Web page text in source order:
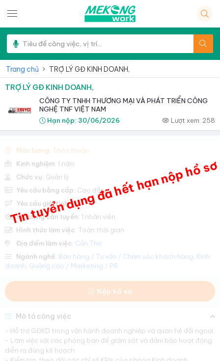
Trang chủ TRỢ LÝ GĐ KINH DOANH,
TRỢ LÝ GĐ KINH DOANH,
CÔNG TY TNHH THƯƠNG MẠI VÀ PHÁT TRIỂN CÔNG
NGHỆ TNF VIỆT NAM
Hạn nộp: 30/06/2026 Lượt xem: 258
Mức lương: Thỏa thuận
Kinh nghiệm: 1 năm
Chức vụ: Quản lý
Yêu cầu bằng cấp: Cao đẳng
Yêu cầu giới tính:Nữ
Số lượng cần tuyển: 1 nhân viên
Hình thức làm việc: Toàn thời gian
Địa điểm làm việc: Cần Thơ
Ngành nghề: Bán hàng / Tư vấn / Chăm sóc khách hàng Kinh
doanh Quảng cáo / Marketing / PR
Nộp hồ sơ
Mô tả công việc
- Hỗ trợ GĐKD trong vận hành doanh nghiệp và quan hệ đối ngoại;
- Làm việc với các phòng ban để giám sát và đảm bảo hoạt động
diễn ra đúng kế hoạch;
Tin tuyển dụng đã hết hạn nộp hồ sơ